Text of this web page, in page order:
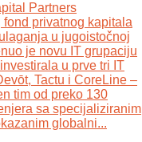
Partners
fond privatnog kapitala
u jugoistočnoj
je novu IT grupaciju
u prve tri IT
Tactu i CoreLine –
tim od preko 130
sa specijaliziranim
globalni...